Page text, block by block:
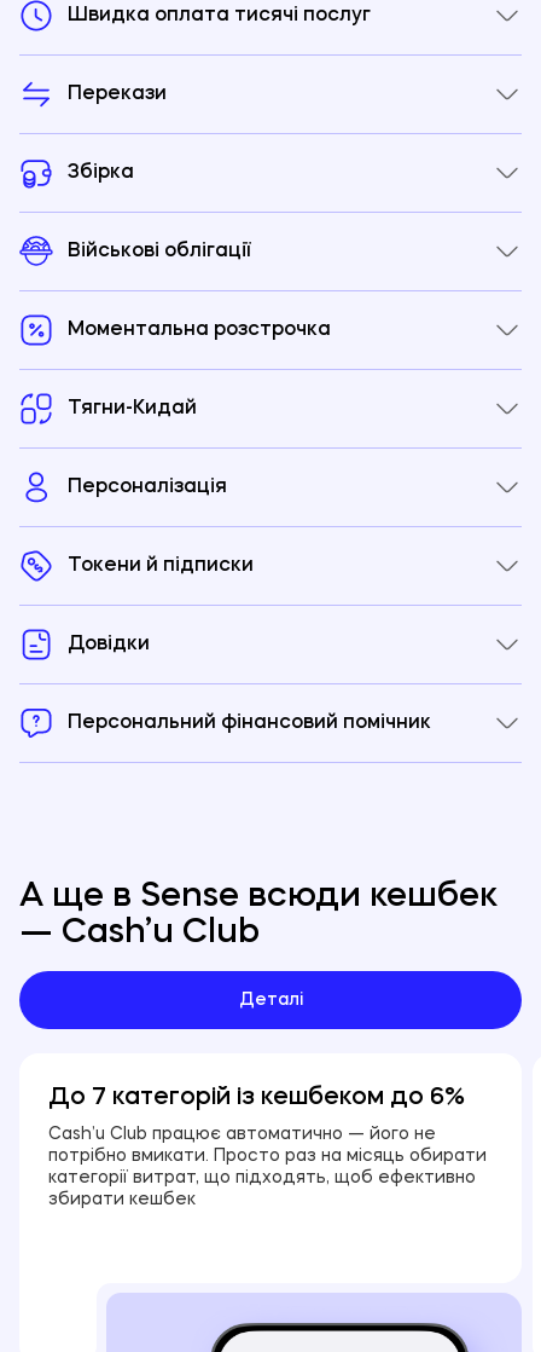
Швидка оплата тисячі послуг
Перекази
Збірка
Військові облігації
Моментальна розстрочка
Тягни-Кидай
Персоналізація
Токени й підписки
Довідки
Персональний фінансовий помічник
А ще в Sense всюди кешбек
— Cash’u Club
Деталі
До 7 категорій із кешбеком до 6%
Cash’u Club працює автоматично — його не
потрібно вмикати. Просто раз на місяць обирати
категорії витрат, що підходять, щоб ефективно
збирати кешбек